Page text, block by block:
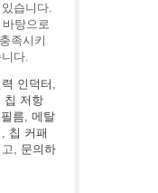
습니다.
탕으로
족시키
다.
력 인덕터,
칩 저항
름, 메탈
, 칩 커패
, 문의하